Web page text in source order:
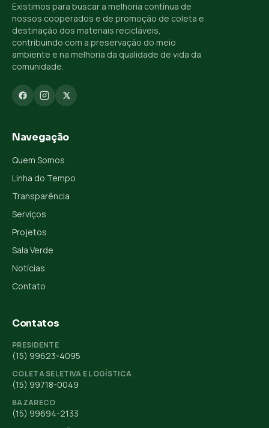
Existimos para buscar a melhoria contínua de
nossos cooperados e de promoção de coleta e
destinação dos materiais recicláveis,
contribuindo com a preservação do meio
ambiente e na melhoria da qualidade de vida da
comunidade.
Navegação
Quem Somos
Linha do Tempo
Transparência
Serviços
Projetos
Sala Verde
Notícias
Contato
Contatos
PRESIDENTE
(15) 99623-4095
COLETA SELETIVA E LOGÍSTICA
(15) 99718-0049
BAZARECO
(15) 99694-2133